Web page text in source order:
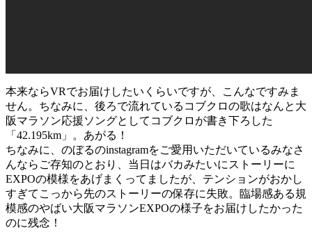
本来ならVRでお届けしたいくらいですが、こんなですみま
せん。ちなみに、後ろで流れているコブクロの歌はなんと大
阪マラソン応援ソングとしてコブクロが書き下ろした
「42.195km」。あがる！
ちなみに、のぼるのinstagramをご愛用いただいているみなさ
んならご存知のとおり、当日はバカみたいにストーリーに
EXPOの模様をあげまくってましたが、テンションがおかし
すぎてこっから先のストーリーの保存に失敗。臨場感ある規
模感のやばい大阪マラソンEXPOの様子をお届けしたかった
のに残念！